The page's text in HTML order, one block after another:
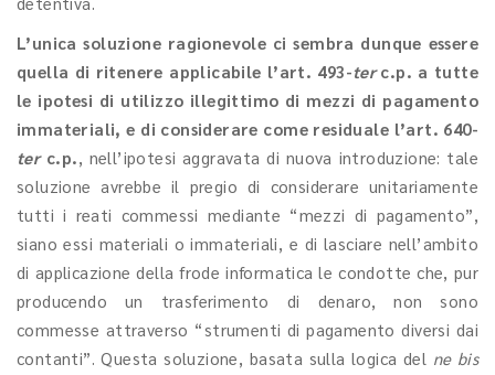
L’unica soluzione ragionevole ci sembra dunque essere
quella di ritenere applicabile l’art. 493-terc.p. a tutte
le ipotesi di utilizzo illegittimo di mezzi di pagamento
immateriali, e di considerare come residuale l’art. 640-
terc.p., nell’ipotesi aggravata di nuova introduzione: tale
soluzione avrebbe il pregio di considerare unitariamente
tutti i reati commessi mediante “mezzi di pagamento”,
siano essi materiali o immateriali, e di lasciare nell’ambito
di applicazione della frode informatica le condotte che, pur
producendo un trasferimento di denaro, non sono
commesse attraverso “strumenti di pagamento diversi dai
contanti”. Questa soluzione, basata sulla logica del ne bis